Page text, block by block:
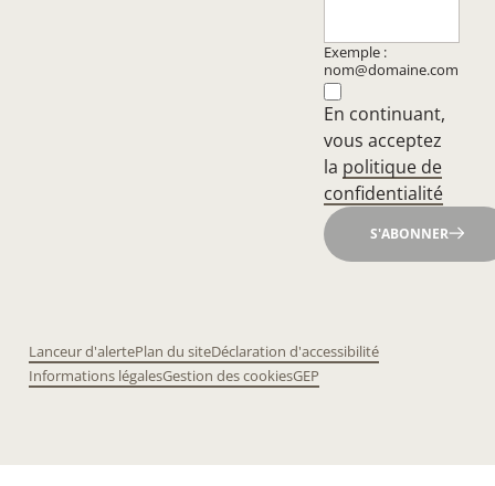
Exemple :
nom@domaine.com
En continuant,
vous acceptez
la politique de
confidentialité
S'ABONNER
Lanceur d'alertePlan du siteDéclaration d'accessibilité
Informations légalesGestion des cookiesGEP